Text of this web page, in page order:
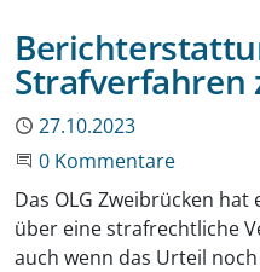
Strafverfahren
Publiziert
27.10.2023
Beginne eine
0 Kommentare
Das OLG Zweibrücken
über eine strafrechtliche
auch wenn das Urteil